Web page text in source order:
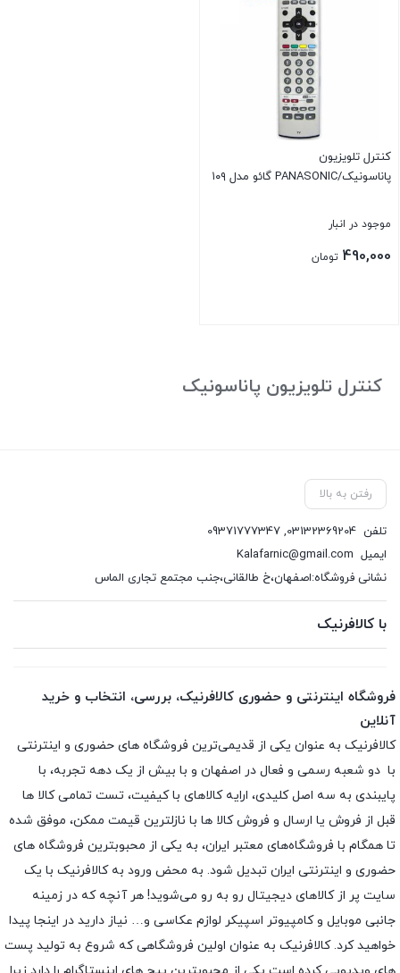
کنترل تلویزیون
پاناسونیک/PANASONIC گائو مدل ۱۰۹
موجود در انبار
490,000 تومان
کنترل تلویزیون پاناسونیک
رفتن به بالا
تلفن 03132369204
,
09371777347
ایمیل Kalafarnic@gmail.com
نشانی فروشگاه:اصفهان،خ طالقانی،جنب مجتمع تجاری الماس
با کالافرنیک
فروشگاه اینترنتی و حضوری کالافرنیک، بررسی، انتخاب و خرید
آنلاین
کالافرنیک به عنوان یکی از قدیمی‌ترین فروشگاه های حضوری و اینترنتی
با دو شعبه رسمی و فعال در اصفهان و با بیش از یک دهه تجربه، با
پایبندی به سه اصل کلیدی، ارایه کالاهای با کیفیت، تست تمامی کالا ها
قبل از فروش یا ارسال و فروش کالا ها با نازلترین قیمت ممکن، موفق شده
تا همگام با فروشگاه‌های معتبر ایران، به یکی از محبوبترین فروشگاه های
حضوری و اینترنتی ایران تبدیل شود. به محض ورود به کالافرنیک با یک
سایت پر از کالاهای دیجیتال رو به رو می‌شوید! هر آنچه که در زمینه
جانبی موبایل و کامپیوتر اسپیکر لوازم عکاسی و… نیاز دارید در اینجا پیدا
خواهید کرد. کالافرنیک به عنوان اولین فروشگاهی که شروع به تولید پست